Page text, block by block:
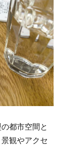
都市空間と
観やアクセ